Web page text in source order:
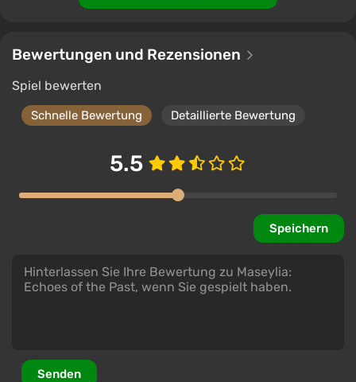
Unterstützung bei VGTimes
Maseylia : Echoes of the Past Steam Altergift
(Global)
€10.25 €10
-1%
Bewertungen und Rezensionen
Spiel bewerten
Schnelle Bewertung Detaillierte Bewertung
5.5
Speichern
Senden